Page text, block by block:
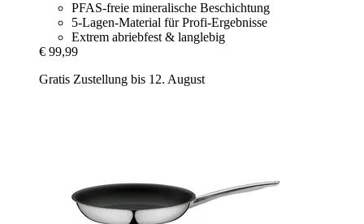
PFAS-freie mineralische Beschichtung
5-Lagen-Material für Profi-Ergebnisse
Extrem abriebfest & langlebig
€ 99,99
Gratis Zustellung bis 12. August